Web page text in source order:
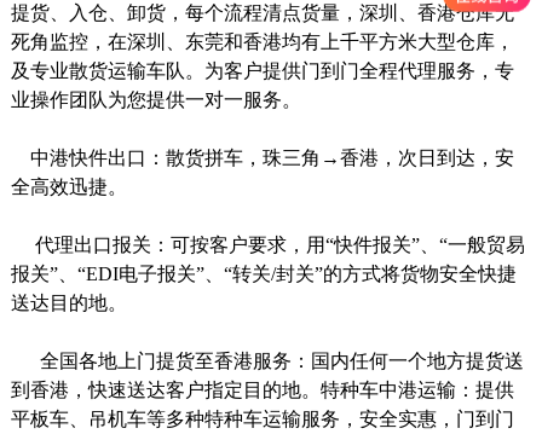
提货、入仓、卸货，每个流程清点货量，深圳、香港仓库无
死角监控，在深圳、东莞和香港均有上千平方米大型仓库，
及专业散货运输车队。为客户提供门到门全程代理服务，专
业操作团队为您提供一对一服务。
中港快件出口：散货拼车，珠三角→香港，次日到达，安
全高效迅捷。
代理出口报关：可按客户要求，用“快件报关”、“一般贸易
报关”、“EDI电子报关”、“转关/封关”的方式将货物安全快捷
送达目的地。
全国各地上门提货至香港服务：国内任何一个地方提货送
到香港，快速送达客户指定目的地。 特种车中港运输：提供
平板车、吊机车等多种特种车运输服务，安全实惠，门到门